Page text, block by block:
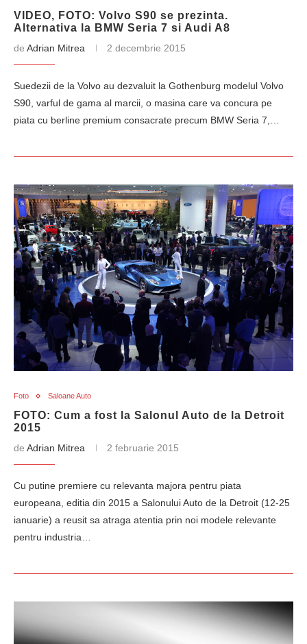
VIDEO, FOTO: Volvo S90 se prezinta.
Alternativa la BMW Seria 7 si Audi A8
de Adrian Mitrea 2 decembrie 2015
Suedezii de la Volvo au dezvaluit la Gothenburg modelul Volvo
S90, varful de gama al marcii, o masina care va concura pe
piata cu berline premium consacrate precum BMW Seria 7,…
Foto Saloane Auto
FOTO: Cum a fost la Salonul Auto de la Detroit
2015
de Adrian Mitrea 2 februarie 2015
Cu putine premiere cu relevanta majora pentru piata
europeana, editia din 2015 a Salonului Auto de la Detroit (12-25
ianuarie) a reusit sa atraga atentia prin noi modele relevante
pentru industria…